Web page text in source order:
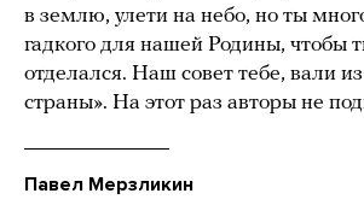
в землю, улети на небо, но ты
гадкого для нашей Родины, чтобы
отделался. Наш совет тебе, вали
страны». На этот раз авторы не
Павел Мерзликин